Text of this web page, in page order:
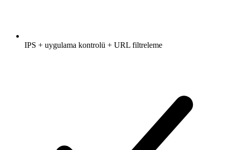
IPS + uygulama kontrolü + URL filtreleme